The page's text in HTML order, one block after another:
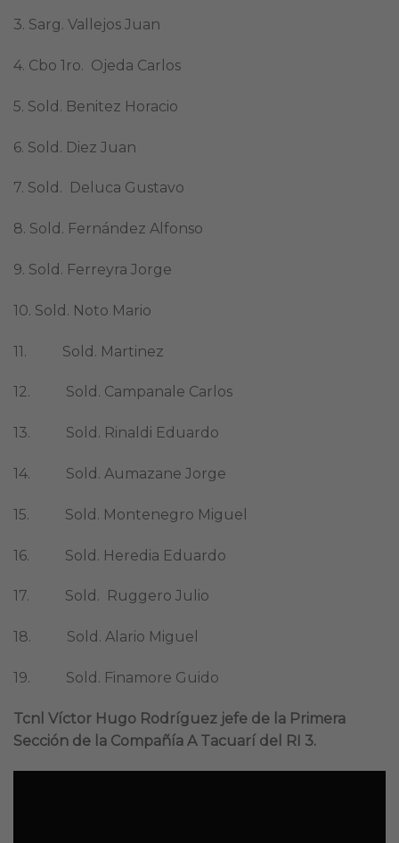
3. Sarg. Vallejos Juan
4. Cbo 1ro. Ojeda Carlos
5. Sold. Benitez Horacio
6. Sold. Diez Juan
7. Sold. Deluca Gustavo
8. Sold. Fernández Alfonso
9. Sold. Ferreyra Jorge
10. Sold. Noto Mario
11. Sold. Martinez
12. Sold. Campanale Carlos
13. Sold. Rinaldi Eduardo
14. Sold. Aumazane Jorge
15. Sold. Montenegro Miguel
16. Sold. Heredia Eduardo
17. Sold. Ruggero Julio
18. Sold. Alario Miguel
19. Sold. Finamore Guido
Tcnl Víctor Hugo Rodríguez jefe de la Primera
Sección de la Compañía A Tacuarí del RI 3.